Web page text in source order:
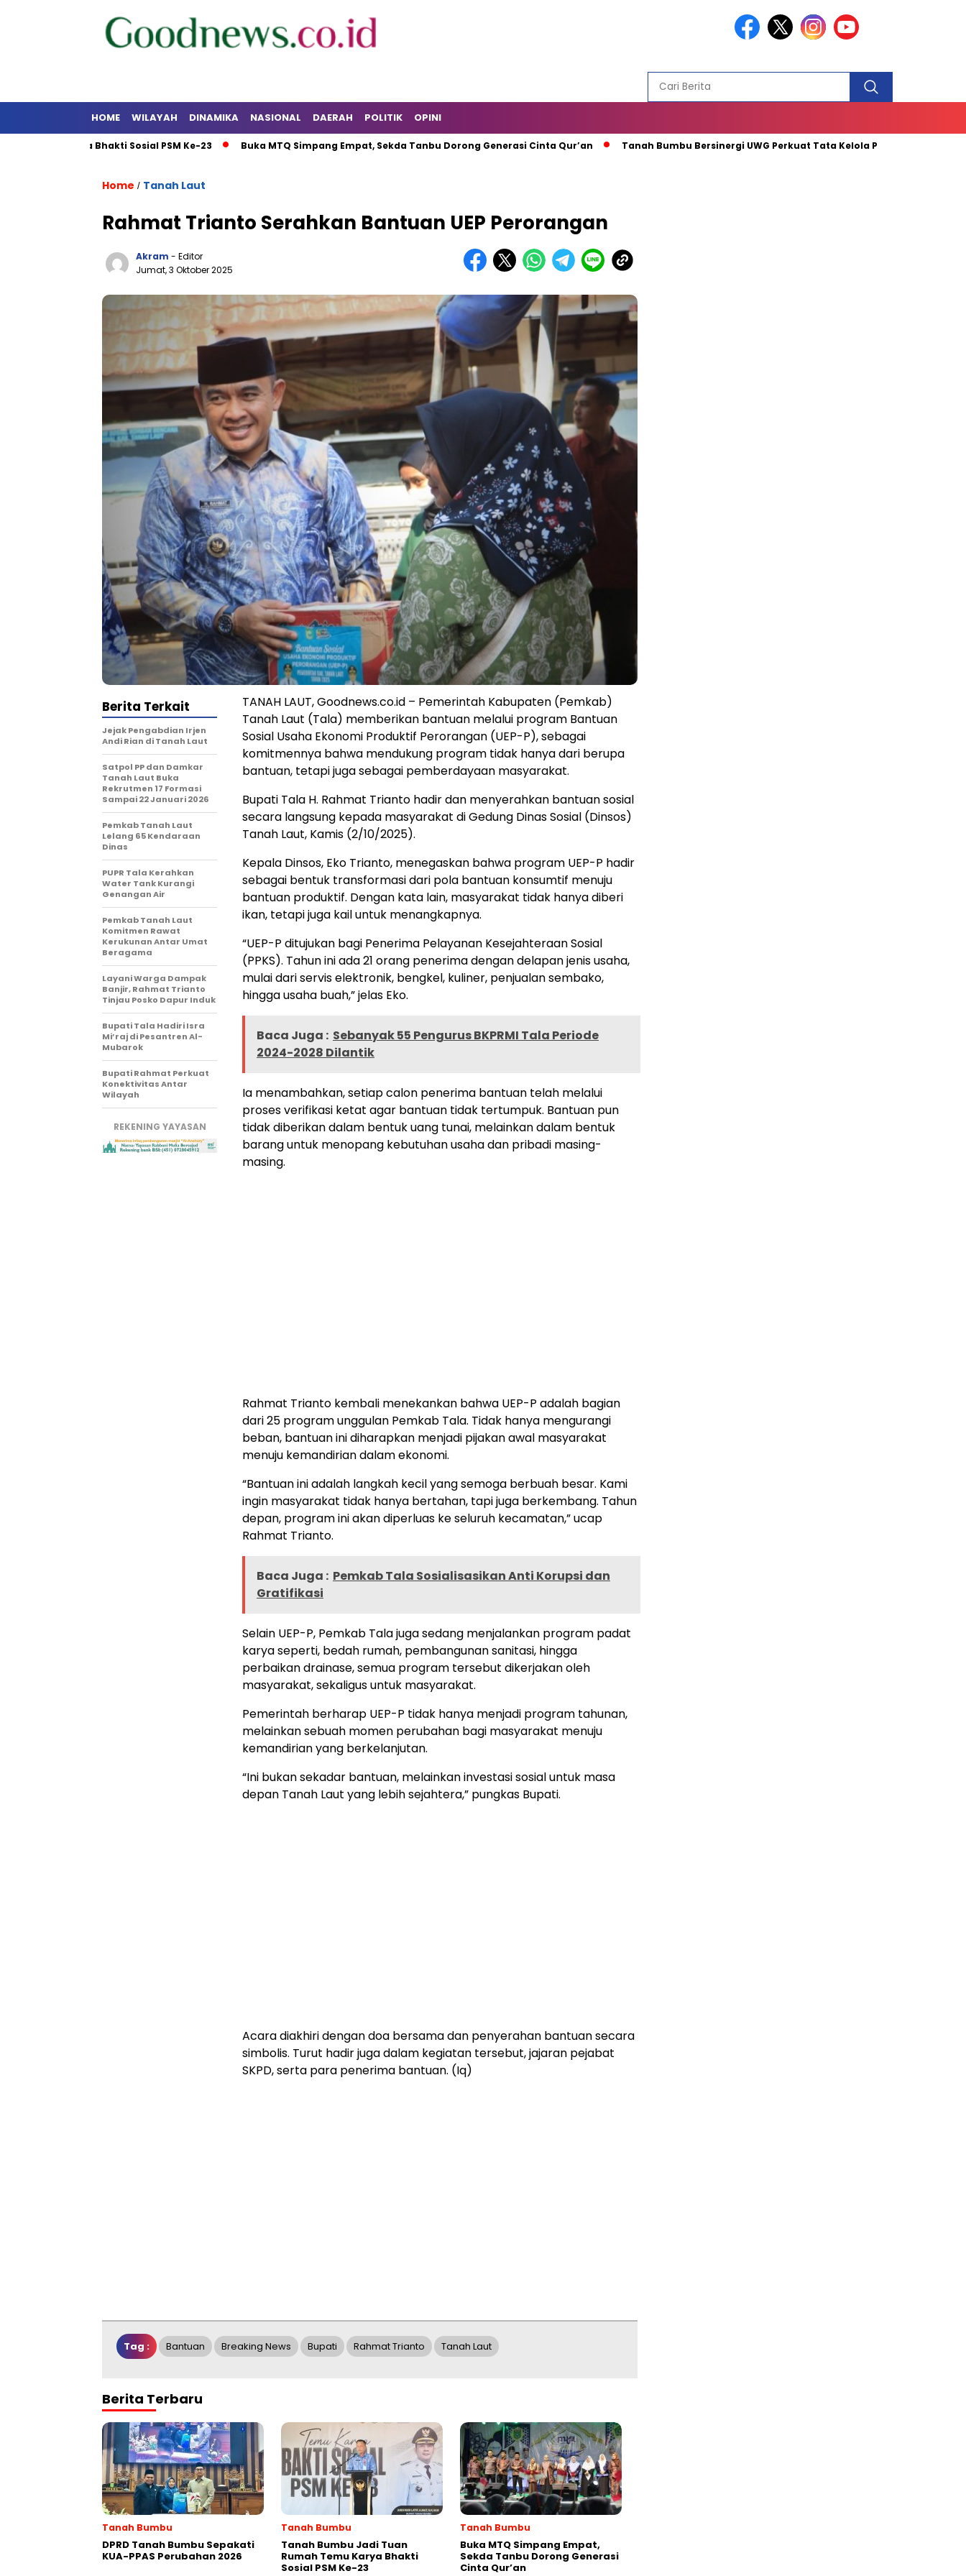
HOME WILAYAH DINAMIKA NASIONAL DAERAH POLITIK OPINI
Karya Bhakti Sosial PSM Ke-23 Buka MTQ Simpang Empat, Sekda Tanbu Dorong Generasi Cinta Qur’an Tanah Bumbu Bersinergi UWG Perkuat Tata Kelola Pemerintah
Home / Tanah Laut
Rahmat Trianto Serahkan Bantuan UEP Perorangan
Akram - Editor
Jumat, 3 Oktober 2025
TANAH LAUT, Goodnews.co.id – Pemerintah Kabupaten (Pemkab)
Tanah Laut (Tala) memberikan bantuan melalui program Bantuan
Sosial Usaha Ekonomi Produktif Perorangan (UEP-P), sebagai
komitmennya bahwa mendukung program tidak hanya dari berupa
bantuan, tetapi juga sebagai pemberdayaan masyarakat.
Bupati Tala H. Rahmat Trianto hadir dan menyerahkan bantuan sosial
secara langsung kepada masyarakat di Gedung Dinas Sosial (Dinsos)
Tanah Laut, Kamis (2/10/2025).
Kepala Dinsos, Eko Trianto, menegaskan bahwa program UEP-P hadir
sebagai bentuk transformasi dari pola bantuan konsumtif menuju
bantuan produktif. Dengan kata lain, masyarakat tidak hanya diberi
ikan, tetapi juga kail untuk menangkapnya.
“UEP-P ditujukan bagi Penerima Pelayanan Kesejahteraan Sosial
(PPKS). Tahun ini ada 21 orang penerima dengan delapan jenis usaha,
mulai dari servis elektronik, bengkel, kuliner, penjualan sembako,
hingga usaha buah,” jelas Eko.
Baca Juga : Sebanyak 55 Pengurus BKPRMI Tala Periode
2024-2028 Dilantik
Ia menambahkan, setiap calon penerima bantuan telah melalui
proses verifikasi ketat agar bantuan tidak tertumpuk. Bantuan pun
tidak diberikan dalam bentuk uang tunai, melainkan dalam bentuk
barang untuk menopang kebutuhan usaha dan pribadi masing-
masing.
Rahmat Trianto kembali menekankan bahwa UEP-P adalah bagian
dari 25 program unggulan Pemkab Tala. Tidak hanya mengurangi
beban, bantuan ini diharapkan menjadi pijakan awal masyarakat
menuju kemandirian dalam ekonomi.
“Bantuan ini adalah langkah kecil yang semoga berbuah besar. Kami
ingin masyarakat tidak hanya bertahan, tapi juga berkembang. Tahun
depan, program ini akan diperluas ke seluruh kecamatan,” ucap
Rahmat Trianto.
Baca Juga : Pemkab Tala Sosialisasikan Anti Korupsi dan
Gratifikasi
Selain UEP-P, Pemkab Tala juga sedang menjalankan program padat
karya seperti, bedah rumah, pembangunan sanitasi, hingga
perbaikan drainase, semua program tersebut dikerjakan oleh
masyarakat, sekaligus untuk masyarakat.
Pemerintah berharap UEP-P tidak hanya menjadi program tahunan,
melainkan sebuah momen perubahan bagi masyarakat menuju
kemandirian yang berkelanjutan.
“Ini bukan sekadar bantuan, melainkan investasi sosial untuk masa
depan Tanah Laut yang lebih sejahtera,” pungkas Bupati.
Acara diakhiri dengan doa bersama dan penyerahan bantuan secara
simbolis. Turut hadir juga dalam kegiatan tersebut, jajaran pejabat
SKPD, serta para penerima bantuan. (Iq)
Berita Terkait
Jejak Pengabdian Irjen
Andi Rian di Tanah Laut
Satpol PP dan Damkar
Tanah Laut Buka
Rekrutmen 17 Formasi
Sampai 22 Januari 2026
Pemkab Tanah Laut
Lelang 65 Kendaraan
Dinas
PUPR Tala Kerahkan
Water Tank Kurangi
Genangan Air
Pemkab Tanah Laut
Komitmen Rawat
Kerukunan Antar Umat
Beragama
Layani Warga Dampak
Banjir, Rahmat Trianto
Tinjau Posko Dapur Induk
Bupati Tala Hadiri Isra
Mi’raj di Pesantren Al-
Mubarok
Bupati Rahmat Perkuat
Konektivitas Antar
Wilayah
REKENING YAYASAN
Tag : Bantuan Breaking News Bupati Rahmat Trianto Tanah Laut
Berita Terbaru
Tanah Bumbu
DPRD Tanah Bumbu Sepakati
KUA-PPAS Perubahan 2026
Tanah Bumbu
Tanah Bumbu Jadi Tuan
Rumah Temu Karya Bhakti
Sosial PSM Ke-23
Tanah Bumbu
Buka MTQ Simpang Empat,
Sekda Tanbu Dorong Generasi
Cinta Qur’an